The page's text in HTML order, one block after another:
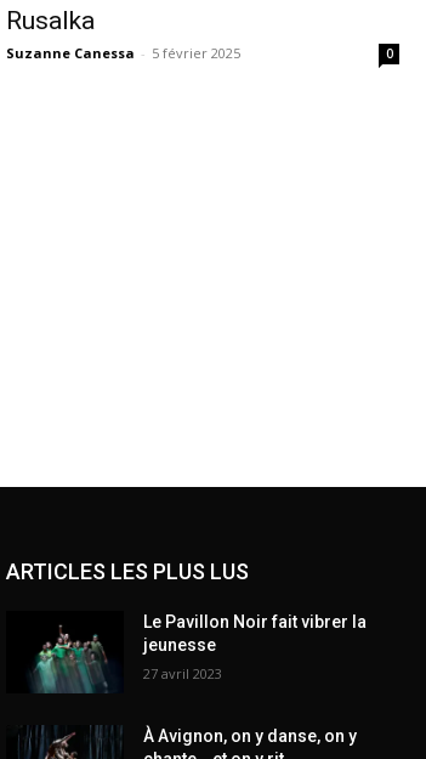
Rusalka
Suzanne Canessa - 5 février 2025 0
ARTICLES LES PLUS LUS
Le Pavillon Noir fait vibrer la
jeunesse
27 avril 2023
À Avignon, on y danse, on y